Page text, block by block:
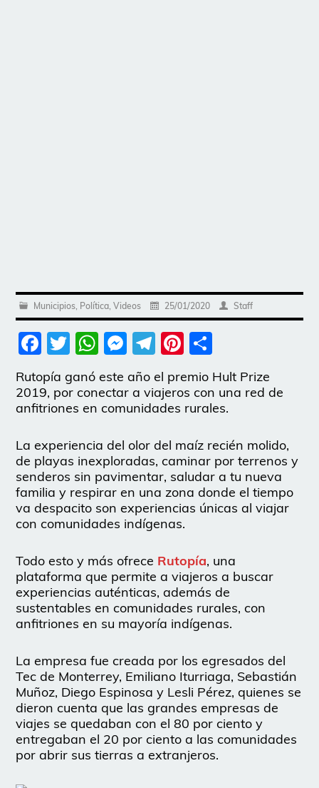
Municipios, Política,Videos 25/01/2020 Staff
Facebook
Twitter
WhatsApp
Messenger
Telegram
Pinterest
Rutopía ganó este año el premio Hult Prize
2019, por conectar a viajeros con una red de
anfitriones en comunidades rurales.
La experiencia del olor del maíz recién molido,
de playas inexploradas, caminar por terrenos y
senderos sin pavimentar, saludar a tu nueva
familia y respirar en una zona donde el tiempo
va despacito son experiencias únicas al viajar
con comunidades indígenas.
Todo esto y más ofrece Rutopía, una
plataforma que permite a viajeros a buscar
experiencias auténticas, además de
sustentables en comunidades rurales, con
anfitriones en su mayoría indígenas.
La empresa fue creada por los egresados del
Tec de Monterrey, Emiliano Iturriaga, Sebastián
Muñoz, Diego Espinosa y Lesli Pérez, quienes se
dieron cuenta que las grandes empresas de
viajes se quedaban con el 80 por ciento y
entregaban el 20 por ciento a las comunidades
por abrir sus tierras a extranjeros.